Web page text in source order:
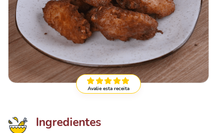
Avalie esta receita
Ingredientes